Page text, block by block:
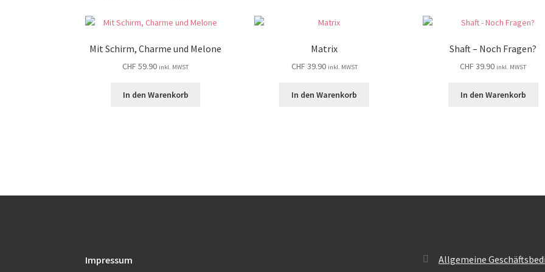
Mit Schirm, Charme und Melone
CHF 59.90 inkl. MWST
In den Warenkorb
Matrix
CHF 39.90 inkl. MWST
In den Warenkorb
Shaft – Noch Fragen?
CHF 39.90 inkl. MWST
In den Warenkorb
Impressum Allgemeine